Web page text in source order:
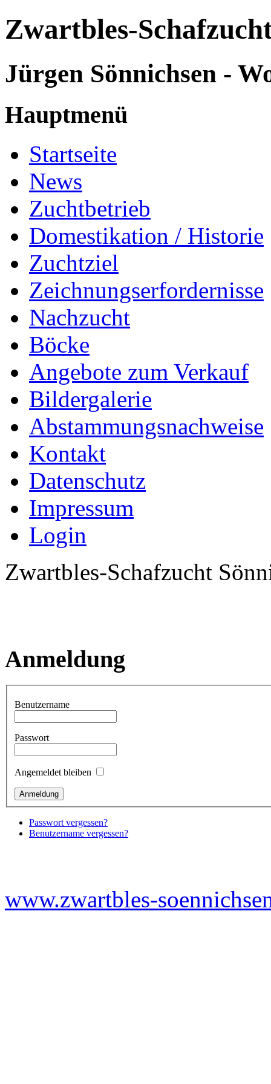
Zwartbles-
Jürgen Sönnichsen -
Hauptmenü
Startseite
News
Zuchtbetrieb
Domestikation / Historie
Zuchtziel
Zeichnungserfordernisse
Nachzucht
Böcke
Angebote zum Verkauf
Bildergalerie
Abstammungsnachweise
Kontakt
Datenschutz
Impressum
Login
Zwartbles-Schafzucht
Anmeldung
Benutzername
Passwort
Angemeldet bleiben
Passwort vergessen?
Benutzername vergessen?
www.zwartbles-